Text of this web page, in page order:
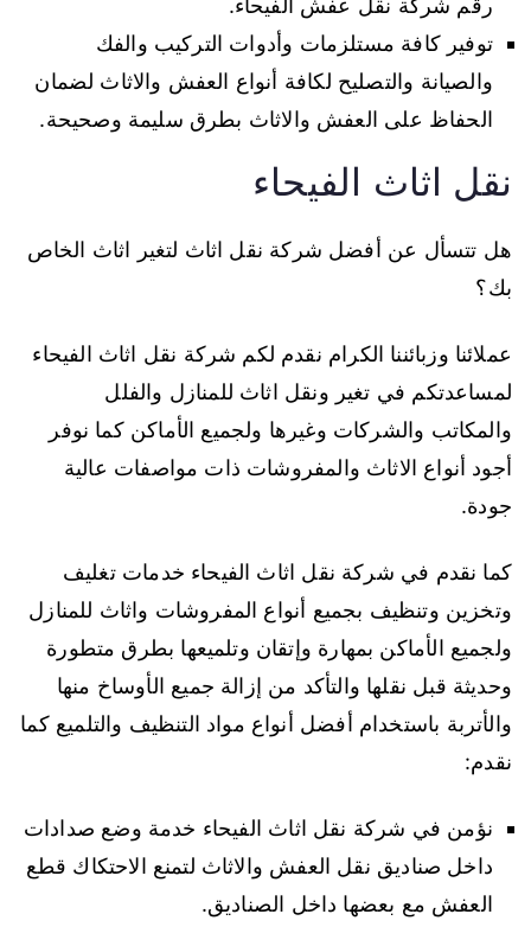
توفير كافة مستلزمات وأدوات التركيب والفك
والصيانة والتصليح لكافة أنواع العفش والاثاث لضمان
الحفاظ على العفش والاثاث بطرق سليمة وصحيحة.
نقل اثاث الفيحاء
هل تتسأل عن أفضل شركة نقل اثاث لتغير اثاث الخاص
بك؟
عملائنا وزبائننا الكرام نقدم لكم شركة نقل اثاث الفيحاء
لمساعدتكم في تغير ونقل اثاث للمنازل والفلل
والمكاتب والشركات وغيرها ولجميع الأماكن كما نوفر
أجود أنواع الاثاث والمفروشات ذات مواصفات عالية
جودة.
كما نقدم في شركة نقل اثاث الفيحاء خدمات تغليف
وتخزين وتنظيف بجميع أنواع المفروشات واثاث للمنازل
ولجميع الأماكن بمهارة وإتقان وتلميعها بطرق متطورة
وحديثة قبل نقلها والتأكد من إزالة جميع الأوساخ منها
والأتربة باستخدام أفضل أنواع مواد التنظيف والتلميع كما
نقدم:
نؤمن في شركة نقل اثاث الفيحاء خدمة وضع صدادات
داخل صناديق نقل العفش والاثاث لتمنع الاحتكاك قطع
العفش مع بعضها داخل الصناديق.